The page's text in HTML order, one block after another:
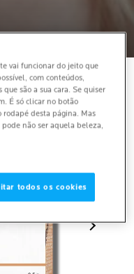
Próximo
vai funcionar do jeito que
com conteúdos,
que são a sua cara. Se quiser
É só clicar no botão
rodapé desta página. Mas
não ser aquela beleza,
todos os cookies